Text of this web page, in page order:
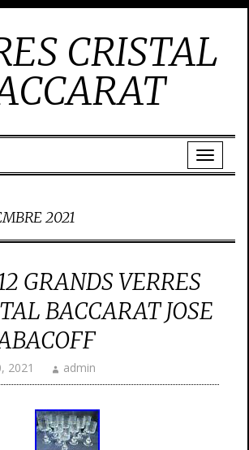
CRISTAL
2021
GRANDS VERRES
BACCARAT JOSE
2021 admin